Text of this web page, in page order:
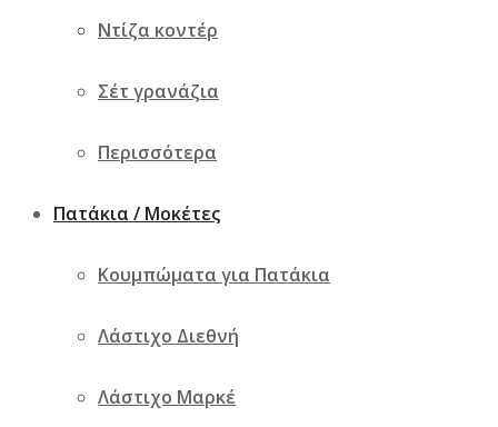
Ντίζα κοντέρ
Σέτ γρανάζια
Περισσότερα
Πατάκια / Μοκέτες
Κουμπώματα για Πατάκια
Λάστιχο Διεθνή
Λάστιχο Μαρκέ
2015 4τμχ Frogum
48.36 € Προσθήκη στο καλάθι Σύγκριση
Σύγκριση Γρήγορη προβολή